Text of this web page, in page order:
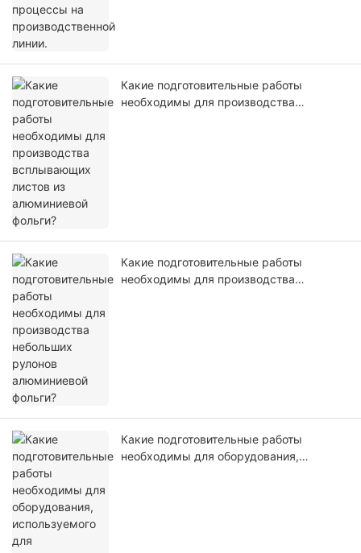
Какие подготовительные работы
необходимы для производства
Какие подготовительные работы
необходимы для производства
Какие подготовительные работы
необходимы для оборудования,